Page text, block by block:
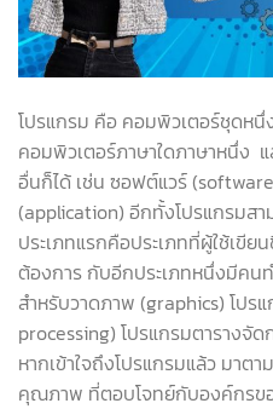
โปรแกรม คือ คอมพิวเตอร์ชุดหนึ่
คอมพิวเตอร์ภาษาใดภาษาหนึ่ง แ
อื่นก็ได้ เช่น ซอฟต์แวร์
(application) อีกทั้งโปรแกรมสา
ประเภทแรกคือประเภทที่ผู้ใช้เขีย
ต้องการ กับอีกประเภทหนึ่งมีคนท
สำหรับวาดภาพ (graphics) โปร
processing) โปรแกรมตารางจั
หากเข้าใจถึงโปรแกรมแล้ว มาต
คุณภาพ ที่ตอบโจทย์กับองค์กร